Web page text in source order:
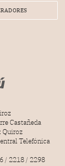
Castañeda
Quiroz
Telefónica
/ 2218 / 2298